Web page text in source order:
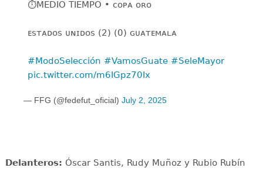
⏱️MEDIO TIEMPO • ᴄᴏᴘᴀ ᴏʀᴏ
ᴇꜱᴛᴀᴅᴏꜱ ᴜɴɪᴅᴏꜱ (2) (0) ɢᴜᴀᴛᴇᴍᴀʟᴀ
#ModoSelección #VamosGuate #SeleMayor
pic.twitter.com/m6IGpz70Ix
— FFG (@fedefut_oficial) July 2, 2025
Delanteros: Óscar Santis, Rudy Muñoz y Rubio Rubín